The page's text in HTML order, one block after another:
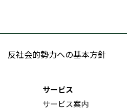
反社会的勢力への基本方針
サービス
サービス案内